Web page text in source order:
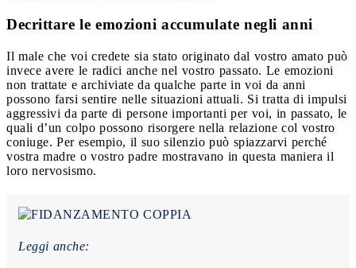
Decrittare le emozioni accumulate negli anni
Il male che voi credete sia stato originato dal vostro amato può
invece avere le radici anche nel vostro passato. Le emozioni
non trattate e archiviate da qualche parte in voi da anni
possono farsi sentire nelle situazioni attuali. Si tratta di impulsi
aggressivi da parte di persone importanti per voi, in passato, le
quali d’un colpo possono risorgere nella relazione col vostro
coniuge. Per esempio, il suo silenzio può spiazzarvi perché
vostra madre o vostro padre mostravano in questa maniera il
loro nervosismo.
Leggi anche: